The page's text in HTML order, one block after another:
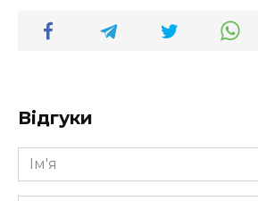
Відгуки
Ім'я
*